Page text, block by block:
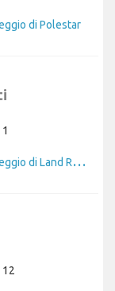
di Polestar
V
isualizza le auto a noleggio di Land Rover
12